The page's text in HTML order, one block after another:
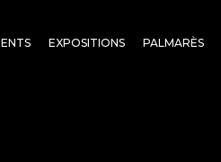
EXPOSITIONS PALMARÈS